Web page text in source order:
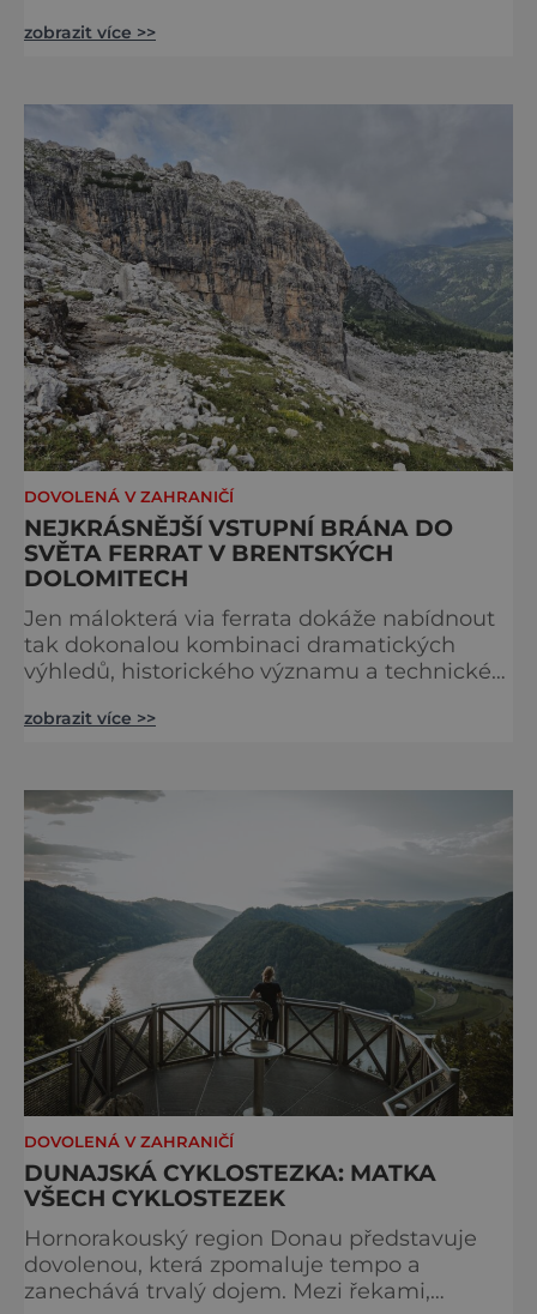
věžemi, horskými jezery a nekonečnými
dovolenou právě sem. Madonna di
Campiglio uhrane každé ráno, kdy první
paprsky kreslí na vrcholcích Brenty
zobrazit více >>
DOVOLENÁ V ZAHRANIČÍ
NEJKRÁSNĚJŠÍ VSTUPNÍ BRÁNA DO
SVĚTA FERRAT V BRENTSKÝCH
DOLOMITECH
Jen málokterá via ferrata dokáže nabídnout
tak dokonalou kombinaci dramatických
výhledů, historického významu a technické
Brentských Dolomit představuje vstupní
považován za jednu z nejkrásnějších
vysokohorských tras na světě. Přestože
samotná ferrata nepatří mezi techn
zobrazit více >>
DOVOLENÁ V ZAHRANIČÍ
DUNAJSKÁ CYKLOSTEZKA: MATKA
VŠECH CYKLOSTEZEK
Hornorakouský region Donau představuje
dovolenou, která zpomaluje tempo a
zanechává trvalý dojem. Mezi řekami,